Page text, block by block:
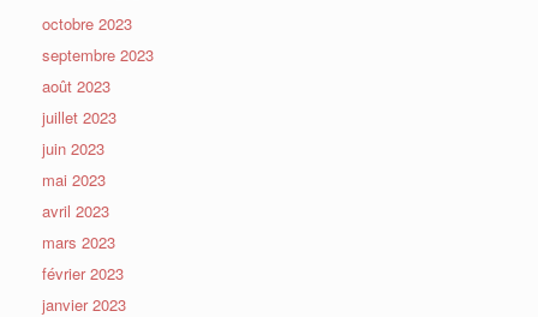
octobre 2023
septembre 2023
août 2023
juillet 2023
juin 2023
mai 2023
avril 2023
mars 2023
février 2023
janvier 2023